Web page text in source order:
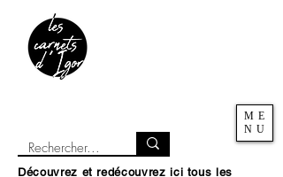
ME
NU
Découvrez et redécouvrez ici tous les